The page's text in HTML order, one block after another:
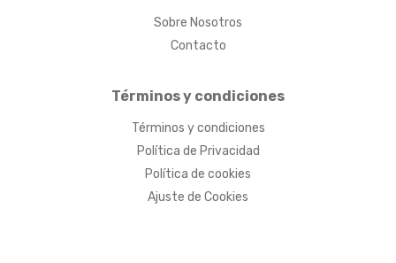
Sobre Nosotros
Contacto
Términos y condiciones
Términos y condiciones
Política de Privacidad
Política de cookies
Ajuste de Cookies